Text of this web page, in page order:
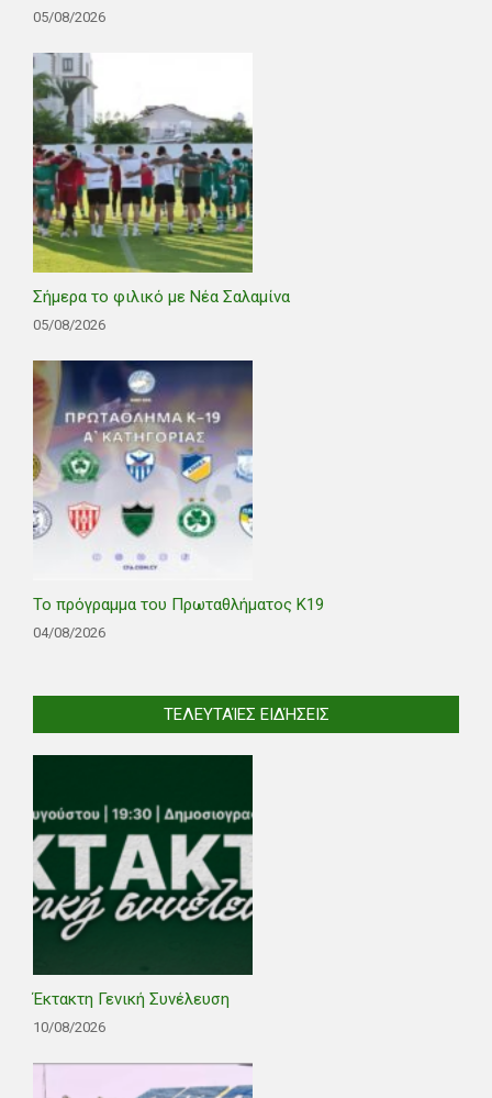
05/08/2026
Σήμερα το φιλικό με Νέα Σαλαμίνα
05/08/2026
Το πρόγραμμα του Πρωταθλήματος Κ19
04/08/2026
ΤΕΛΕΥΤΑΊΕΣ ΕΙΔΉΣΕΙΣ
Έκτακτη Γενική Συνέλευση
10/08/2026